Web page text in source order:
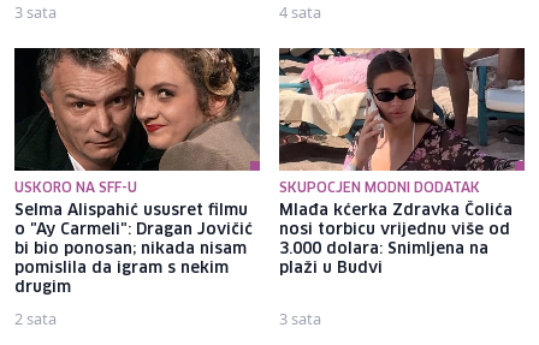
3 sata 4 sata
USKORO NA SFF-U
Selma Alispahić ususret filmu
o "Ay Carmeli": Dragan Jovičić
bi bio ponosan; nikada nisam
pomislila da igram s nekim
drugim
2 sata
SKUPOCJEN MODNI DODATAK
Mlađa kćerka Zdravka Čolića
nosi torbicu vrijednu više od
3.000 dolara: Snimljena na
plaži u Budvi
3 sata